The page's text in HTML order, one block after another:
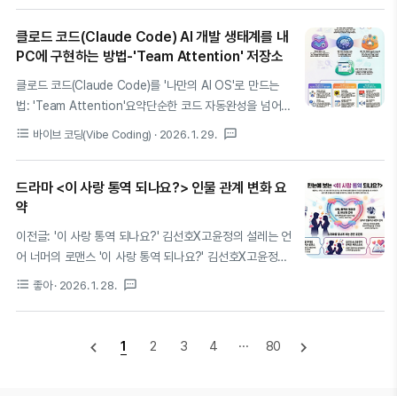
보여주는 필연적 사건입니다. 이 결합은 왜 중요할..
의 급격한 발전과 함께 단순한 코드 완성을 넘어 개발자의
의도를 파악하고 자율적으로 과업을 수행하는 에이전트 시
대로 진입했습니다. 이러한 변화의 중심에서 OpenCode
는 터미널 네이티브 디자인을 통해 개발자가 도구를 전환하
다.OpenCode는 단순히 답변만 하는 챗봇이 아니라 여러
분의 터미널 옆에 앉아 함께 고민하는 노련한 선배 개발자
와 같은 역할을 수행합니다. 코드를 직접 작..
클로드 코드(Claude Code) AI 개발 생태계를 내
PC에 구현하는 방법-'Team Attention' 저장소
클로드 코드(Claude Code)를 '나만의 AI OS'로 만드는
법: 'Team Attention'요약단순한 코드 자동완성을 넘어,
AI가 개발 환경 그 자체가 되는 시대가 도래했습니다. 한국
(https://github.com/team-attention/plugins-for-
claude-natives)는 이러한 변화의 최전선에 있습니다. 이
글에서는 Claude Code를 당신의 새로운 개발과 AI
Agent가 함께하는 운영체제(OS)로 탈바꿈시켜 줄 핵심 플
의 실체를 깊이 있게 다룹니다.1. 패러다임의 전환: "제 OS
는 이제 맥이 아니..
format_list_bulleted 바이브 코딩(Vibe Coding) · 2026. 1. 29. textsms
드라마 <이 사랑 통역 되나요?> 인물 관계 변화 요
약
이전글: '이 사랑 통역 되나요?' 김선호X고윤정의 설레는 언
어 너머의 로맨스 '이 사랑 통역 되나요?' 김선호X고윤정의
설레는 언어 너머의 로맨스[리뷰] '이 사랑 통역 되나요?'
요?'는 다중언어 통역사와 글로벌 톱스타의 로맨스를i-
ruru.com 1. 서론: 통역이 필요한 사랑의 시작1.1. 핵심 인
format_list_bulleted 좋아 · 2026. 1. 28. textsms
navigate_before 1 2 3 4 ··· 80 navigate_next